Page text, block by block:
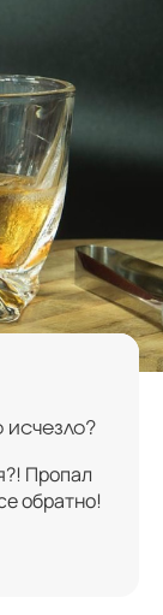
Пропал
обратно!